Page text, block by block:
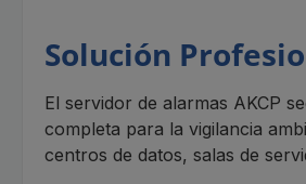
Solución
El servidor de alarmas AKCP
completa para la vigilancia
centros de datos, salas de